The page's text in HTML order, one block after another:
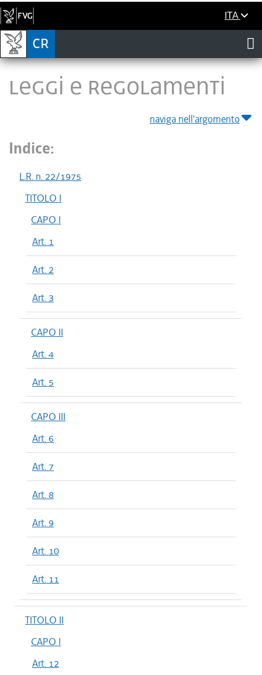
ITA
LEGGI E REGOLAMENTI
naviga nell'argomento
Indice:
L.R. n. 22/1975
TITOLO I
CAPO I
Art. 1
Art. 2
Art. 3
CAPO II
Art. 4
Art. 5
CAPO III
Art. 6
Art. 7
Art. 8
Art. 9
Art. 10
Art. 11
TITOLO II
CAPO I
Art. 12